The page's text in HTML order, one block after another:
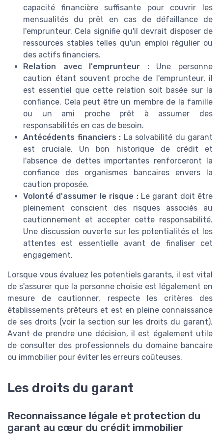
capacité financière suffisante pour couvrir les
mensualités du prêt en cas de défaillance de
l'emprunteur. Cela signifie qu'il devrait disposer de
ressources stables telles qu'un emploi régulier ou
des actifs financiers.
Relation avec l'emprunteur :Une personne
caution étant souvent proche de l'emprunteur, il
est essentiel que cette relation soit basée sur la
confiance. Cela peut être un membre de la famille
ou un ami proche prêt à assumer des
responsabilités en cas de besoin.
Antécédents financiers : La solvabilité du garant
est cruciale. Un bon historique de crédit et
l'absence de dettes importantes renforceront la
confiance des organismes bancaires envers la
caution proposée.
Volonté d'assumer le risque :Le garant doit être
pleinement conscient des risques associés au
cautionnement et accepter cette responsabilité.
Une discussion ouverte sur les potentialités et les
attentes est essentielle avant de finaliser cet
engagement.
Lorsque vous évaluez les potentiels garants, il est vital
de s'assurer que la personne choisie est légalement en
mesure de cautionner, respecte les critères des
établissements prêteurs et est en pleine connaissance
de ses droits (voir la section sur les droits du garant).
Avant de prendre une décision, il est également utile
de consulter des professionnels du domaine bancaire
ou immobilier pour éviter les erreurs coûteuses.
Les droits du garant
Reconnaissance légale et protection du
garant au cœur du crédit immobilier